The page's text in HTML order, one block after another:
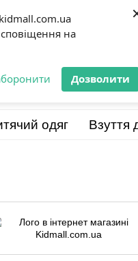
на
Дозволити
💯Бренди Відгуки про
одяг Взуття